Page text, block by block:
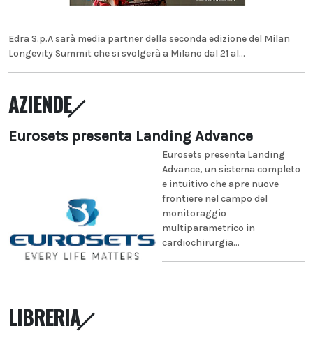
Edra S.p.A sarà media partner della seconda edizione del Milan
Longevity Summit che si svolgerà a Milano dal 21 al...
AZIENDE
Eurosets presenta Landing Advance
Eurosets presenta Landing
Advance, un sistema completo
e intuitivo che apre nuove
frontiere nel campo del
monitoraggio
multiparametrico in
cardiochirurgia...
LIBRERIA